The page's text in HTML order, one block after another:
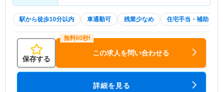
駅から徒歩10分以内 車通勤可 残業少なめ 住宅手当・補助
保存する
この求人を問い合わせる
詳細を見る